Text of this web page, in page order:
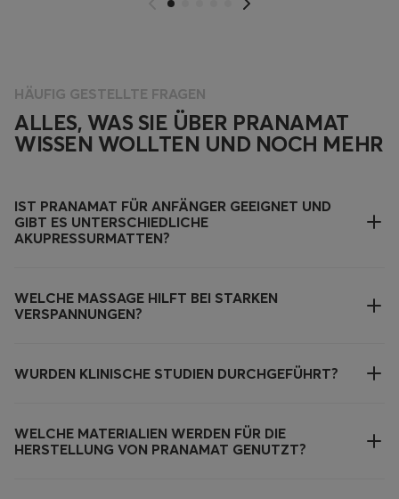
HÄUFIG GESTELLTE FRAGEN
ALLES, WAS SIE ÜBER PRANAMAT
WISSEN WOLLTEN UND NOCH MEHR
IST PRANAMAT FÜR ANFÄNGER GEEIGNET UND
GIBT ES UNTERSCHIEDLICHE
AKUPRESSURMATTEN?
WELCHE MASSAGE HILFT BEI STARKEN
VERSPANNUNGEN?
WURDEN KLINISCHE STUDIEN DURCHGEFÜHRT?
WELCHE MATERIALIEN WERDEN FÜR DIE
HERSTELLUNG VON PRANAMAT GENUTZT?